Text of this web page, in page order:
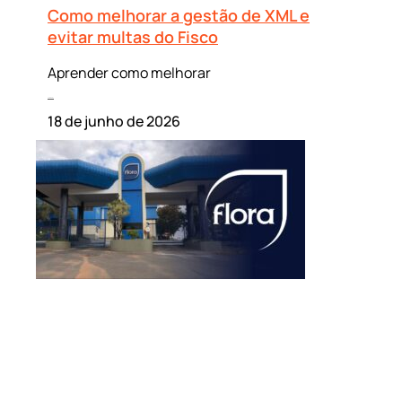
Como melhorar a gestão de XML e
evitar multas do Fisco
Aprender como melhorar
18 de junho de 2026